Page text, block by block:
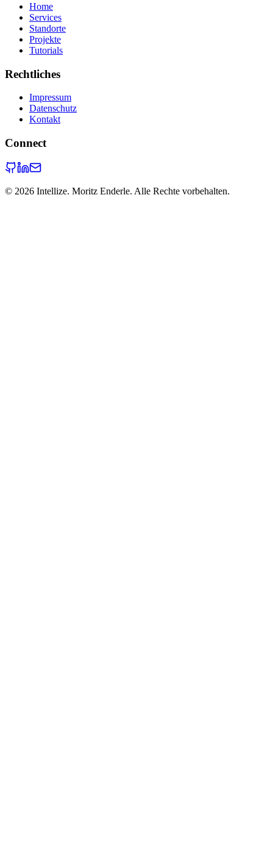
Home
Services
Standorte
Projekte
Tutorials
Rechtliches
Impressum
Datenschutz
Kontakt
Connect
© 2026 Intellize. Moritz Enderle. Alle Rechte vorbehalten.